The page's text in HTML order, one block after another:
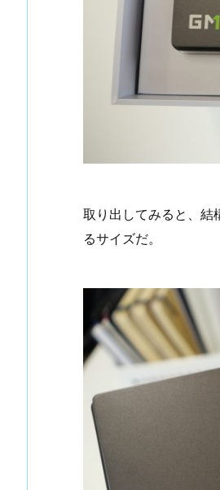
取り出してみると、結
るサイズだ。